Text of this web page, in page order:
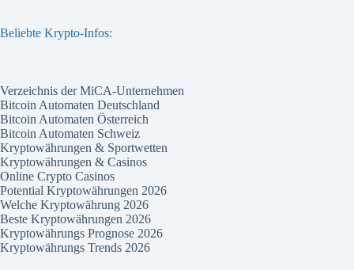
Beliebte Krypto-Infos:
Verzeichnis der MiCA-Unternehmen
Bitcoin Automaten Deutschland
Bitcoin Automaten Österreich
Bitcoin Automaten Schweiz
Kryptowährungen & Sportwetten
Kryptowährungen & Casinos
Online Crypto Casinos
Potential Kryptowährungen 2026
Welche Kryptowährung 2026
Beste Kryptowährungen 2026
Kryptowährungs Prognose 2026
Kryptowährungs Trends 2026